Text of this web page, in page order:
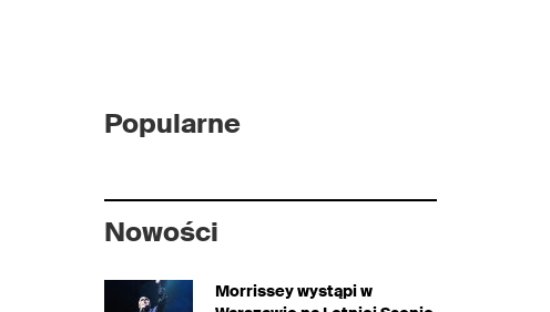
Popularne
Nowości
Morrissey wystąpi w